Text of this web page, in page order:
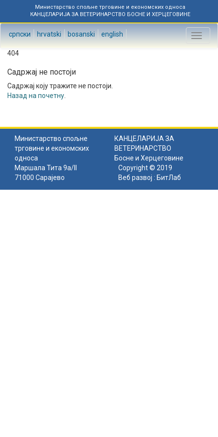
Министарство спољне трговине и економских односа
КАНЦЕЛАРИЈА ЗА ВЕТЕРИНАРСТВО БОСНЕ И ХЕРЦЕГОВИНЕ
српски hrvatski bosanski english
Toggle
404
Садржај не постоји
Садржај коју тражите не постоји.
Назад на почетну
Министарство спољне
трговине и економских
односа
КАНЦЕЛАРИЈА ЗА
ВЕТЕРИНАРСТВО
Босне и Херцеговине
Маршала Тита 9а/II
71000 Сарајево
Copyright © 2019
Веб развој : БитЛаб